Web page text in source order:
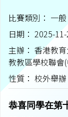
比賽類別： 一般
日期： 2025-
主辦： 香港教
教教區學校聯會
性質： 校外舉辦
恭喜同學在第